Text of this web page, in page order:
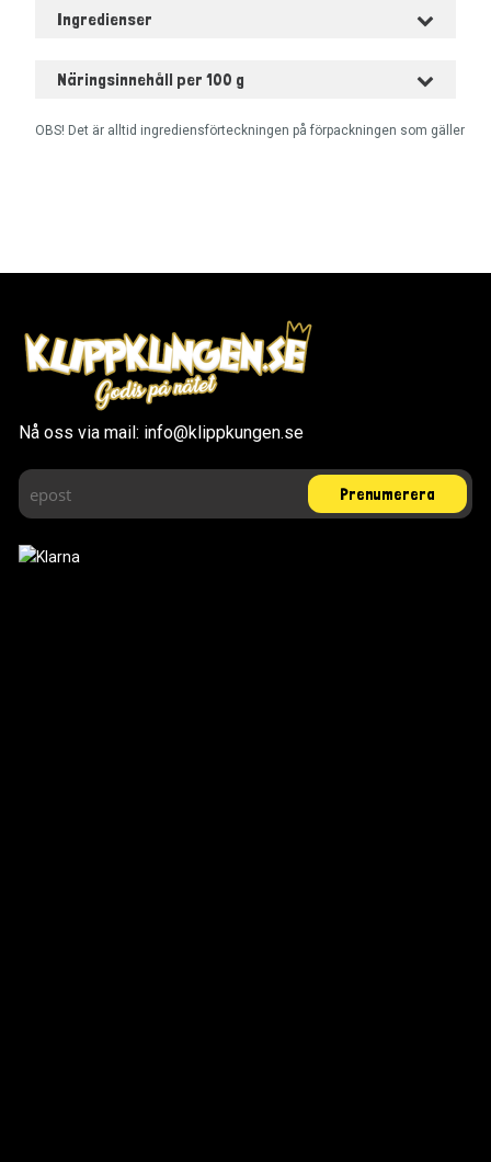
Ingredienser
Näringsinnehåll per 100 g
OBS! Det är alltid ingrediensförteckningen på förpackningen som gäller
Nå oss via mail: info@klippkungen.se